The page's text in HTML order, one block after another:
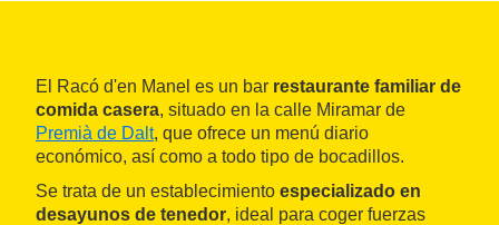
El Racó d'en Manel es un bar restaurante familiar de
comida casera, situado en la calle Miramar de
Premià de Dalt, que ofrece un menú diario
económico, así como a todo tipo de bocadillos.
Se trata de un establecimiento especializado en
desayunos de tenedor, ideal para coger fuerzas